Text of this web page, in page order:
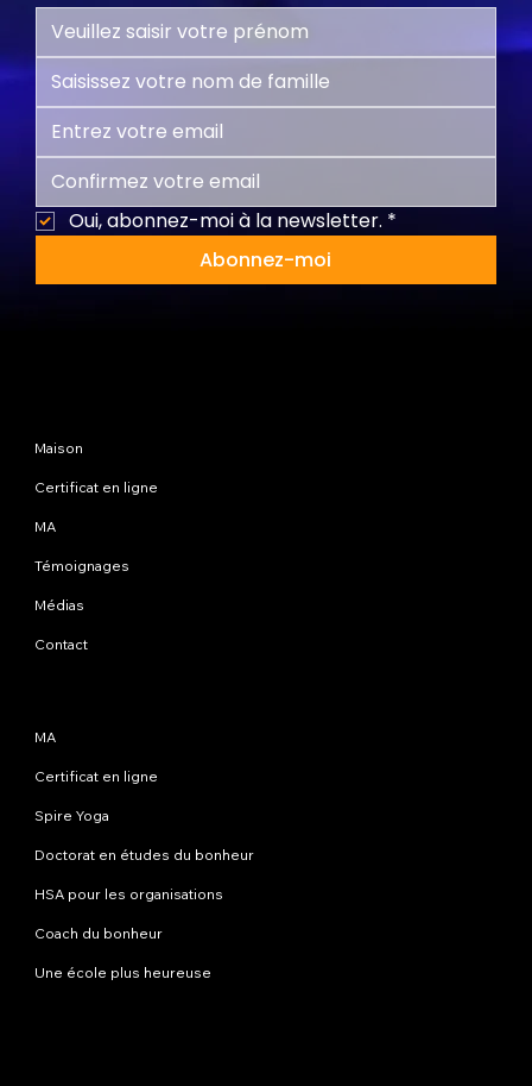
Oui, abonnez-moi à la newsletter. *
Abonnez-moi
Maison
Certificat en ligne
MA
Témoignages
Médias
Contact
MA
Certificat en ligne
Spire Yoga
Doctorat en études du bonheur
HSA pour les organisations
Coach du bonheur
Une école plus heureuse